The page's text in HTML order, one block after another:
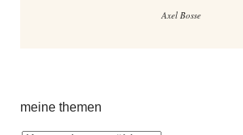
Axel Bosse
meine themen